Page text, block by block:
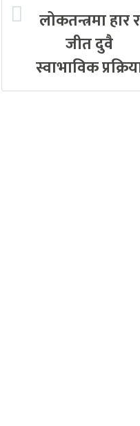
लोकतन्त्रमा हार र
जीत दुवै
स्वाभाविक